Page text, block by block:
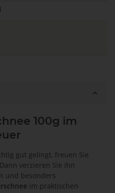
100g im
gut gelingt, freuen Sie
verzieren Sie ihn
und besonders
im praktischen